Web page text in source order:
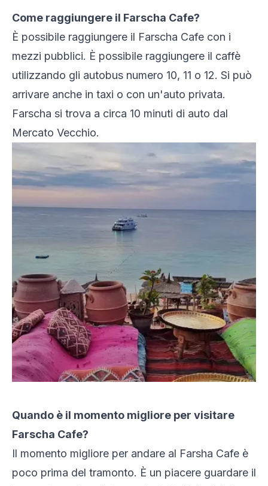
Come raggiungere il Farscha Cafe?
È possibile raggiungere il Farscha Cafe con i
mezzi pubblici. È possibile raggiungere il caffè
utilizzando gli autobus numero 10, 11 o 12. Si può
arrivare anche in taxi o con un'auto privata.
Farscha si trova a circa 10 minuti di auto dal
Mercato Vecchio.
Quando è il momento migliore per visitare
Farscha Cafe?
Il momento migliore per andare al Farsha Cafe è
poco prima del tramonto. È un piacere guardare il